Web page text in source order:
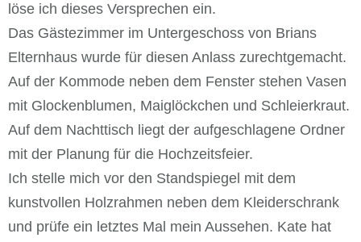
löse ich dieses Versprechen ein.
Das Gästezimmer im Untergeschoss von Brians
Elternhaus wurde für diesen Anlass zurechtgemacht.
Auf der Kommode neben dem Fenster stehen Vasen
mit Glockenblumen, Maiglöckchen und Schleierkraut.
Auf dem Nachttisch liegt der aufgeschlagene Ordner
mit der Planung für die Hochzeitsfeier.
Ich stelle mich vor den Standspiegel mit dem
kunstvollen Holzrahmen neben dem Kleiderschrank
und prüfe ein letztes Mal mein Aussehen. Kate hat